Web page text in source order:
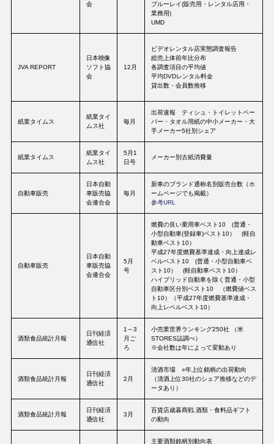
会
ブルーレイ(販売用・レンタル店用・
業務用)
UMD
JVA REPORT
日本映像
ソフト協
会
12月
ビデオレンタル店実態調査報告
総売上体前年比分布
各調査項目の平均値
平均DVDレンタル料金
貸出数・会員数推移
紙業タイムス
紙業タイ
ムス社
毎月
出荷速報 ティシュ・トイレットペー
パー・タオル用紙の中小メーカー・大
手メーカー5社別シェア
紙業タイムス
紙業タイ
ムス社
5月1
日号
メーカー別古紙消費量
自動車販売
日本自動
車販売協
会連合会
毎月
新車のブランド通称名別販売台数（ホ
ームページでも掲載）
参考URL
自動車販売
日本自動
車販売協
会連合会
5月
号
燃費の良い乗用車ベスト10 (普通・
小型自動車(登録車)ベスト10） (軽自
動車ベスト10）
平成27年度燃費基準達成・向上達成レ
ベルベスト10 (普通・小型自動車ベ
スト10） (軽自動車ベスト10）
ハイブリッド自動車を除く普通・小型
自動車区分別ベスト10 （燃費値ベス
ト10）（平成27年度燃費基準達成・
向上レベルベスト10）
酒類食品統計月報
日刊経済
通信社
1～3
月ご
ろ
小売業世界ランキング250社 （米
STORES誌調べ）
※会社数は年によって変動あり
酒類食品統計月報
日刊経済
通信社
2月
清酒市場 ○年上位銘柄の出荷動向
（清酒上位30社のシェア推移などのデ
ータあり）
酒類食品統計月報
日刊経済
通信社
3月
百貨店歳暮商戦.酒類・食料品ギフト
の動向
主要酒類銘柄別動向表